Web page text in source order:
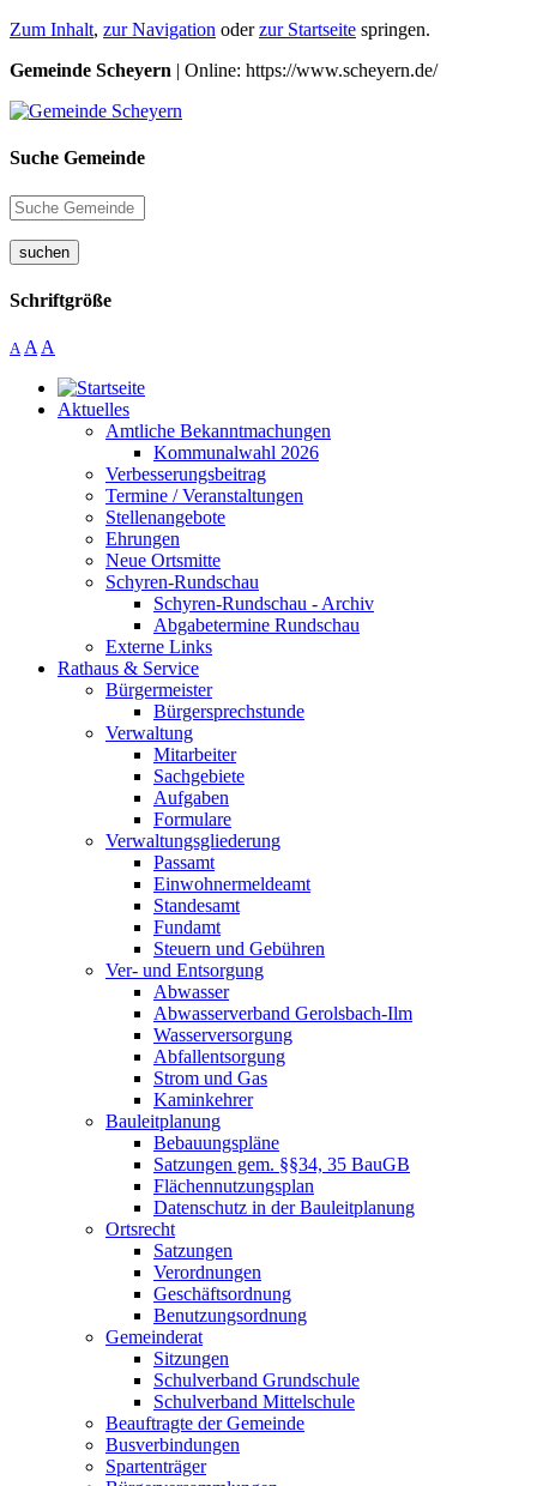
Zum Inhalt, zur Navigation oderzur Startseite springen.
Gemeinde Scheyern | Online: https://www.scheyern.de/
Suche Gemeinde
suchen
Schriftgröße
A A A
Aktuelles
Amtliche Bekanntmachungen
Kommunalwahl 2026
Verbesserungsbeitrag
Termine / Veranstaltungen
Stellenangebote
Ehrungen
Neue Ortsmitte
Schyren-Rundschau
Schyren-Rundschau - Archiv
Abgabetermine Rundschau
Externe Links
Rathaus & Service
Bürgermeister
Bürgersprechstunde
Verwaltung
Mitarbeiter
Sachgebiete
Aufgaben
Formulare
Verwaltungsgliederung
Passamt
Einwohnermeldeamt
Standesamt
Fundamt
Steuern und Gebühren
Ver- und Entsorgung
Abwasser
Abwasserverband Gerolsbach-Ilm
Wasserversorgung
Abfallentsorgung
Strom und Gas
Kaminkehrer
Bauleitplanung
Bebauungspläne
Satzungen gem. §§34, 35 BauGB
Flächennutzungsplan
Datenschutz in der Bauleitplanung
Ortsrecht
Satzungen
Verordnungen
Geschäftsordnung
Benutzungsordnung
Gemeinderat
Sitzungen
Schulverband Grundschule
Schulverband Mittelschule
Beauftragte der Gemeinde
Busverbindungen
Spartenträger